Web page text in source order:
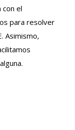
con el
para resolver
Asimismo,